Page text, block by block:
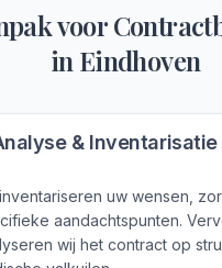
voor
in Eindhoven
& Inventarisatie
uw wensen,
aandachtspunten.
wij het contract op